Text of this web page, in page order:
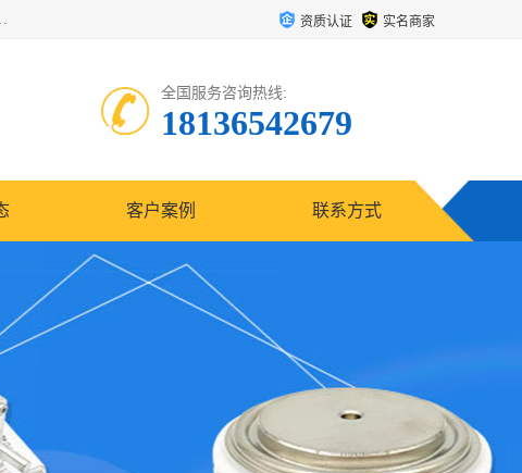
板、GTR达林顿模块、快恢复二极管、肖特基二极管、熔断器、IC集成电路、快速熔断器等。 资质认证 实名商家
全国服务咨询热线:
18136542679
客户案例 联系方式